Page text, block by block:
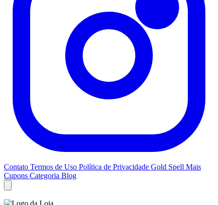
Contato Termos de Uso Política de Privacidade Gold Spell Mais
Cupons Categoria Blog